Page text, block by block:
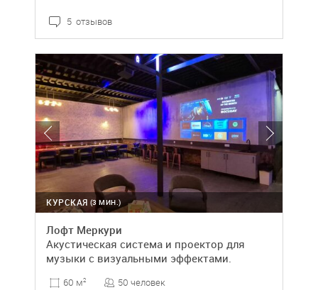
5 отзывов
(3 МИН.)
КУРСКАЯ
Лофт Меркури
Акустическая система и проектор для
музыки с визуальными эффектами.
60 м2 50 человек